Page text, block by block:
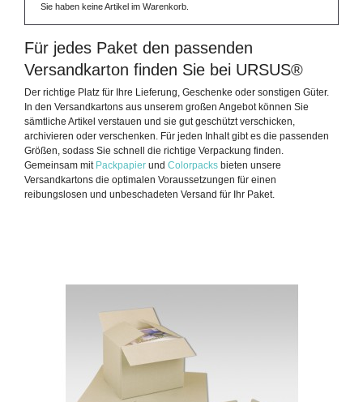
Sie haben keine Artikel im Warenkorb.
Für jedes Paket den passenden
Versandkarton finden Sie bei URSUS®
Der richtige Platz für Ihre Lieferung, Geschenke oder sonstigen Güter.
In den Versandkartons aus unserem großen Angebot können Sie
sämtliche Artikel verstauen und sie gut geschützt verschicken,
archivieren oder verschenken. Für jeden Inhalt gibt es die passenden
Größen, sodass Sie schnell die richtige Verpackung finden.
Gemeinsam mit Packpapier und Colorpacks bieten unsere
Versandkartons die optimalen Voraussetzungen für einen
reibungslosen und unbeschadeten Versand für Ihr Paket.